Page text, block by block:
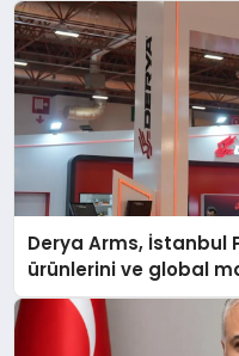
Derya Arms, İstanbul
ürünlerini ve global